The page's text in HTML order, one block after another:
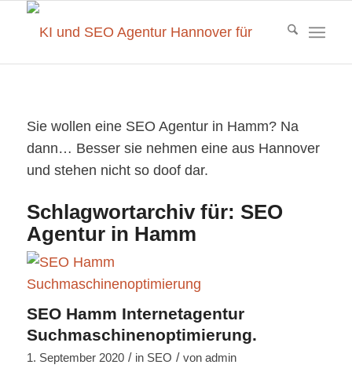
Sie wollen eine SEO Agentur in Hamm? Na
dann… Besser sie nehmen eine aus Hannover
und stehen nicht so doof dar.
Schlagwortarchiv für: SEO
Agentur in Hamm
SEO Hamm Internetagentur
Suchmaschinenoptimierung.
1. September 2020 / in SEO / von admin